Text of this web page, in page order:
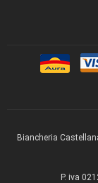
Biancheria
P. iva